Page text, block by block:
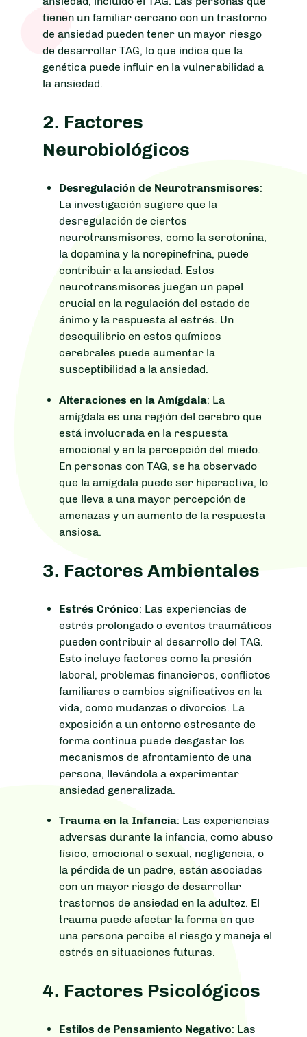
tienen un familiar cercano con un trastorno
de ansiedad pueden tener un mayor riesgo
de desarrollar TAG, lo que indica que la
genética puede influir en la vulnerabilidad a
la ansiedad.
2. Factores
Neurobiológicos
Desregulación de Neurotransmisores:
La investigación sugiere que la
desregulación de ciertos
neurotransmisores, como la serotonina,
la dopamina y la norepinefrina, puede
contribuir a la ansiedad. Estos
neurotransmisores juegan un papel
crucial en la regulación del estado de
ánimo y la respuesta al estrés. Un
desequilibrio en estos químicos
cerebrales puede aumentar la
susceptibilidad a la ansiedad.
Alteraciones en la Amígdala: La
amígdala es una región del cerebro que
está involucrada en la respuesta
emocional y en la percepción del miedo.
En personas con TAG, se ha observado
que la amígdala puede ser hiperactiva, lo
que lleva a una mayor percepción de
amenazas y un aumento de la respuesta
ansiosa.
3. Factores Ambientales
Estrés Crónico: Las experiencias de
estrés prolongado o eventos traumáticos
pueden contribuir al desarrollo del TAG.
Esto incluye factores como la presión
laboral, problemas financieros, conflictos
familiares o cambios significativos en la
vida, como mudanzas o divorcios. La
exposición a un entorno estresante de
forma continua puede desgastar los
mecanismos de afrontamiento de una
persona, llevándola a experimentar
ansiedad generalizada.
Trauma en la Infancia: Las experiencias
adversas durante la infancia, como abuso
físico, emocional o sexual, negligencia, o
la pérdida de un padre, están asociadas
con un mayor riesgo de desarrollar
trastornos de ansiedad en la adultez. El
trauma puede afectar la forma en que
una persona percibe el riesgo y maneja el
estrés en situaciones futuras.
4. Factores Psicológicos
Estilos de Pensamiento Negativo: Las